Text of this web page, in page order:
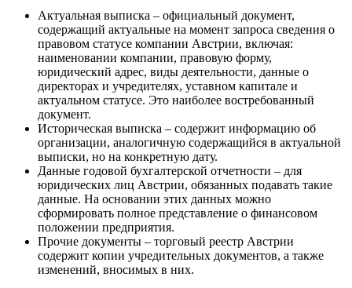
Актуальная выписка – официальный документ,
содержащий актуальные на момент запроса сведения о
правовом статусе компании Австрии, включая:
наименовании компании, правовую форму,
юридический адрес, виды деятельности, данные о
директорах и учредителях, уставном капитале и
актуальном статусе. Это наиболее востребованный
документ.
Историческая выписка – содержит информацию об
организации, аналогичную содержащийся в актуальной
выписки, но на конкретную дату.
Данные годовой бухгалтерской отчетности – для
юридических лиц Австрии, обязанных подавать такие
данные. На основании этих данных можно
сформировать полное представление о финансовом
положении предприятия.
Прочие документы – торговый реестр Австрии
содержит копии учредительных документов, а также
изменений, вносимых в них.